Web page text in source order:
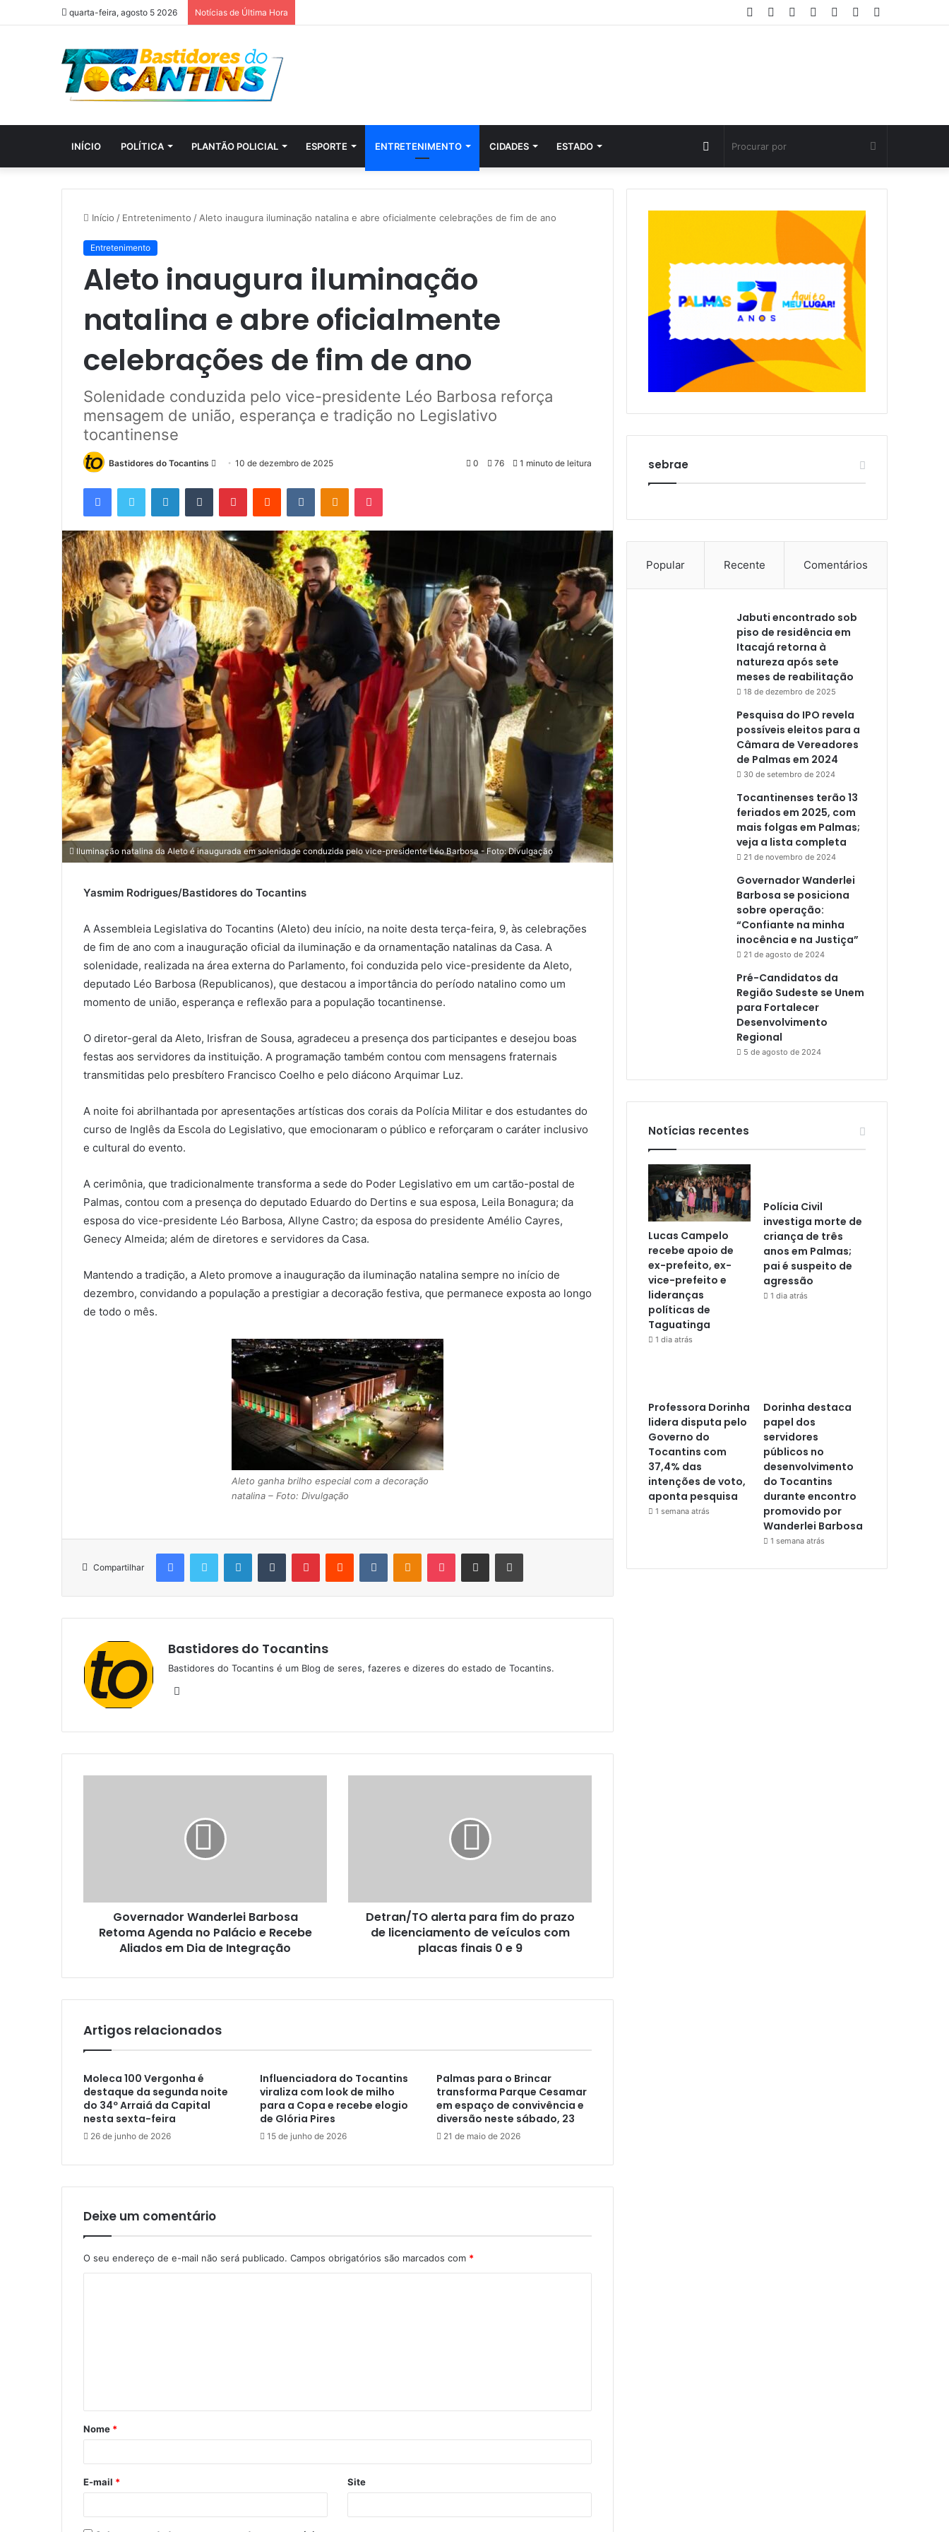
quarta-feira, agosto 5 2026 Notícias de Última Hora
Artigo
Entrar
Instagram
YouTube
Twitter
Facebook
INÍCIO POLÍTICA PLANTÃO POLICIAL ESPORTE ENTRETENIMENTO CIDADES ESTADO
por
Switch
skin
Início / Entretenimento / Aleto inaugura iluminação natalina e abre oficialmente celebrações de fim de ano
Entretenimento
Aleto inaugura iluminação
natalina e abre oficialmente
celebrações de fim de ano
Solenidade conduzida pelo vice-presidente Léo Barbosa reforça
mensagem de união, esperança e tradição no Legislativo
tocantinense
Bastidores do Tocantins
d
e
u
m
e
-
m
a
i
l
10 de dezembro de 2025 0 76 1 minuto de leitura
Iluminação natalina da Aleto é inaugurada em solenidade conduzida pelo vice-presidente Léo Barbosa - Foto: Divulgação
Yasmim Rodrigues/Bastidores do Tocantins
A Assembleia Legislativa do Tocantins (Aleto) deu início, na noite desta terça-feira, 9, às celebrações
de fim de ano com a inauguração oficial da iluminação e da ornamentação natalinas da Casa. A
solenidade, realizada na área externa do Parlamento, foi conduzida pelo vice-presidente da Aleto,
deputado Léo Barbosa (Republicanos), que destacou a importância do período natalino como um
momento de união, esperança e reflexão para a população tocantinense.
O diretor-geral da Aleto, Irisfran de Sousa, agradeceu a presença dos participantes e desejou boas
festas aos servidores da instituição. A programação também contou com mensagens fraternais
transmitidas pelo presbítero Francisco Coelho e pelo diácono Arquimar Luz.
A noite foi abrilhantada por apresentações artísticas dos corais da Polícia Militar e dos estudantes do
curso de Inglês da Escola do Legislativo, que emocionaram o público e reforçaram o caráter inclusivo
e cultural do evento.
A cerimônia, que tradicionalmente transforma a sede do Poder Legislativo em um cartão-postal de
Palmas, contou com a presença do deputado Eduardo do Dertins e sua esposa, Leila Bonagura; da
esposa do vice-presidente Léo Barbosa, Allyne Castro; da esposa do presidente Amélio Cayres,
Genecy Almeida; além de diretores e servidores da Casa.
Mantendo a tradição, a Aleto promove a inauguração da iluminação natalina sempre no início de
dezembro, convidando a população a prestigiar a decoração festiva, que permanece exposta ao longo
de todo o mês.
Aleto ganha brilho especial com a decoração
natalina – Foto: Divulgação
Compartilhar
Bastidores do Tocantins
Bastidores do Tocantins é um Blog de seres, fazeres e dizeres do estado de Tocantins.
t
Governador Wanderlei Barbosa
Retoma Agenda no Palácio e Recebe
Aliados em Dia de Integração
Detran/TO alerta para fim do prazo
de licenciamento de veículos com
placas finais 0 e 9
Artigos relacionados
Moleca 100 Vergonha é
destaque da segunda noite
do 34º Arraiá da Capital
nesta sexta-feira
26 de junho de 2026
Influenciadora do Tocantins
viraliza com look de milho
para a Copa e recebe elogio
de Glória Pires
15 de junho de 2026
Palmas para o Brincar
transforma Parque Cesamar
em espaço de convivência e
diversão neste sábado, 23
21 de maio de 2026
Deixe um comentário
O seu endereço de e-mail não será publicado. Campos obrigatórios são marcados com *
á
r
*
Nome *
E-mail * Site
sebrae
Popular Recente Comentários
Jabuti encontrado sob
piso de residência em
Itacajá retorna à
natureza após sete
meses de reabilitação
18 de dezembro de 2025
Pesquisa do IPO revela
possíveis eleitos para a
Câmara de Vereadores
de Palmas em 2024
30 de setembro de 2024
Tocantinenses terão 13
feriados em 2025, com
mais folgas em Palmas;
veja a lista completa
21 de novembro de 2024
Governador Wanderlei
Barbosa se posiciona
sobre operação:
“Confiante na minha
inocência e na Justiça”
21 de agosto de 2024
Pré-Candidatos da
Região Sudeste se Unem
para Fortalecer
Desenvolvimento
Regional
5 de agosto de 2024
Notícias recentes
Lucas Campelo
recebe apoio de
ex-prefeito, ex-
vice-prefeito e
lideranças
políticas de
Taguatinga
1 dia atrás
Polícia Civil
investiga morte de
criança de três
anos em Palmas;
pai é suspeito de
agressão
1 dia atrás
Professora Dorinha
lidera disputa pelo
Governo do
Tocantins com
37,4% das
intenções de voto,
aponta pesquisa
1 semana atrás
Dorinha destaca
papel dos
servidores
públicos no
desenvolvimento
do Tocantins
durante encontro
promovido por
Wanderlei Barbosa
1 semana atrás